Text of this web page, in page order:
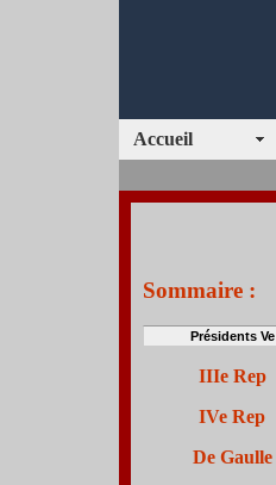
Accueil
Sommaire :
Présidents Ve
IIIe Rep
IVe Rep
De Gaulle